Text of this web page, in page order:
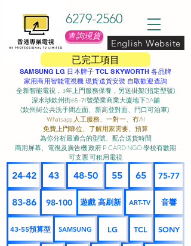
已完工項目
6279-2560
查詢現貨
English Website
SAMSUNG LG 日本牌子 TCL SKYWORTH 各品牌
家用商用智能電視機 現貨送貨安裝 自取歡迎查詢
全新智能電視，3年上門服務保養，另送掛架(指定型號)
深水埗欽州街65-71號榮業商業大廈地下2A舖
(欽州街公共洗手間左面、新高登對面、門口可泊車) ​
Whatsapp 人工服務、一對一、冇AI
免費上門睇位、了解用家需要、預算
為你分析最適合的型號、配合送貨時間
商用屏幕、電視及廣告機 政府 P CARD NGO 學校有數期
可支票 可租用電視
24-42 43 48-50 55 65 75-77
83-86 98-100 遊戲 高刷新 ART-TV 音響
43-55預算型 SAMSUNG LG TCL SONY